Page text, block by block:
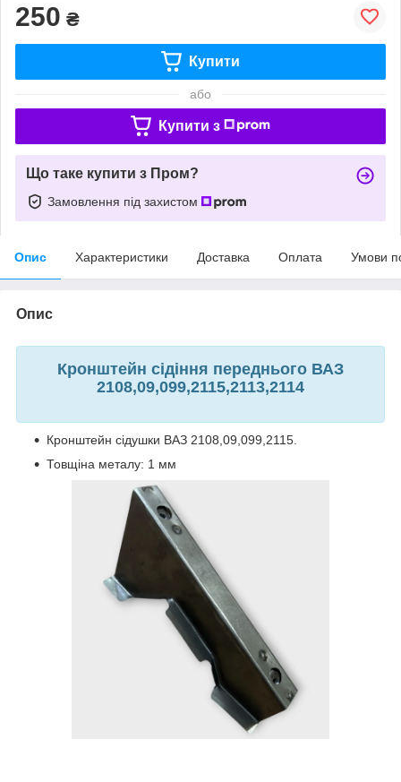
250 ₴
Купити
або
Купити з
Що таке купити з Пром?
Замовлення під захистом
Опис Характеристики Доставка Оплата Умови
Опис
Кронштейн сідіння переднього ВАЗ
2108,09,099,2115,2113,2114
Кронштейн сідушки ВАЗ 2108,09,099,2115.
Товщіна металу: 1 мм